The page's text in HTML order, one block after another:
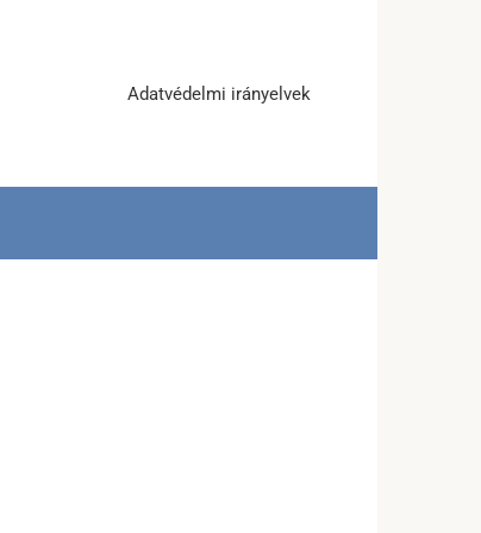
Adatvédelmi irányelvek